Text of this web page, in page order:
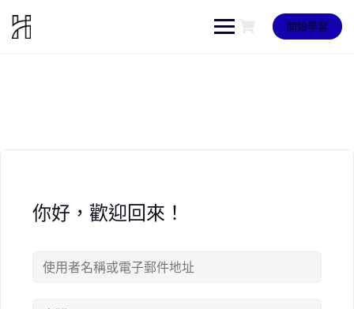
content
開始學習
你好，歡迎回來！